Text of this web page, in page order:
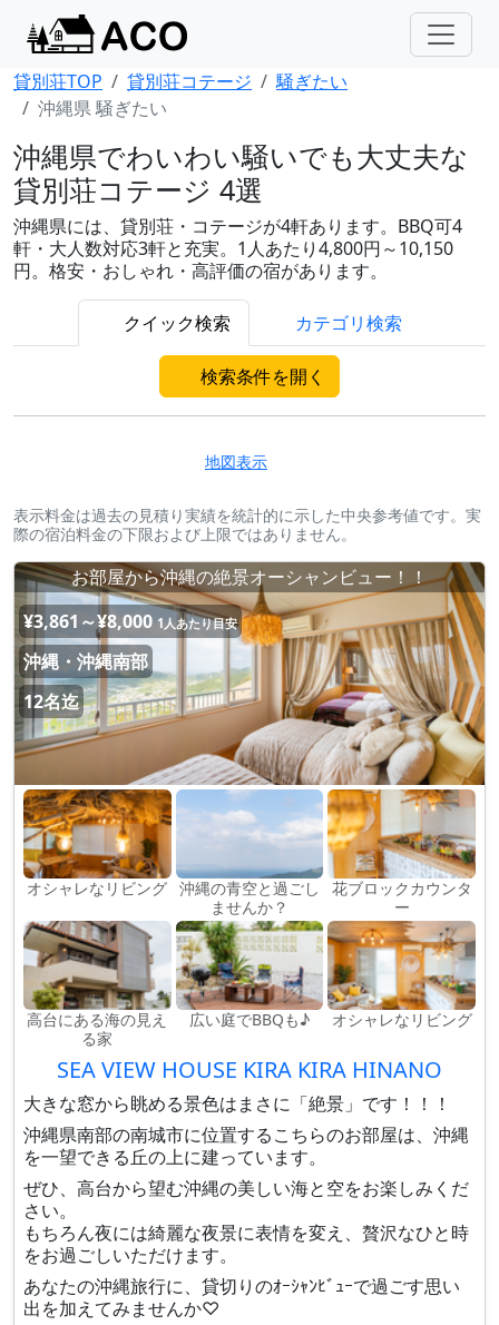
貸別荘TOP 貸別荘コテージ
騒ぎたい
沖縄県 騒ぎたい
沖縄県でわいわい騒いでも大丈夫な
貸別荘コテージ 4選
沖縄県には、貸別荘・コテージが4軒あります。BBQ可4
軒・大人数対応3軒と充実。1人あたり4,800円～10,150
円。格安・おしゃれ・高評価の宿があります。
クイック検索 カテゴリ検索
検索条件を開く
地図表示
表示料金は過去の見積り実績を統計的に示した中央参考値です。実
際の宿泊料金の下限および上限ではありません。
お部屋から沖縄の絶景オーシャンビュー！！
¥3,861～¥8,000 1人あたり目安
沖縄・沖縄南部
12名迄
オシャレなリビング 沖縄の青空と過ごし
ませんか？
花ブロックカウンタ
ー
高台にある海の見え
る家
広い庭でBBQも♪ オシャレなリビング
SEA VIEW HOUSE KIRA KIRA HINANO
大きな窓から眺める景色はまさに「絶景」です！！！
沖縄県南部の南城市に位置するこちらのお部屋は、沖縄
を一望できる丘の上に建っています。
ぜひ、高台から望む沖縄の美しい海と空をお楽しみくだ
さい。
もちろん夜には綺麗な夜景に表情を変え、贅沢なひと時
をお過ごしいただけます。
あなたの沖縄旅行に、貸切りのｵｰｼｬﾝﾋﾞｭｰで過ごす思い
出を加えてみませんか♡